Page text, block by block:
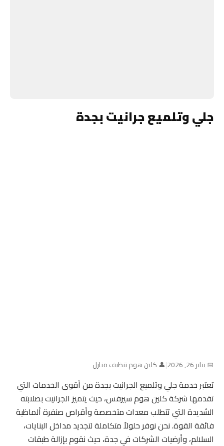
جلي وتلميع جرانيت بجدة
📅 يناير 26, 2026 |👤 كلين هوم تنظيف منازل
تعتبر خدمة جلي وتلميع الجرانيت بجدة من أقوى الخدمات التي
تقدمها شركة كلين هوم سيرفس، حيث يتميز الجرانيت بصلابته
الشديدة التي تتطلب معدات متخصصة وأقراص صنفرة ألماظية
فائقة القوة. نحن نوفر حلولاً متكاملة لتجديد مداخل البنايات،
السلالم، وأرضيات الشركات في جدة، حيث نقوم بإزالة طبقات